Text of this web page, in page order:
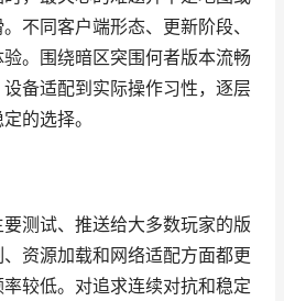
不同客户端形态、更新阶段、
。围绕暗区突围何者版本流畅
备适配到实际操作习性，逐层
的选择。
测试、推送给大多数玩家的版
资源加载和网络适配方面都更
较低。对追求连续对抗和稳定